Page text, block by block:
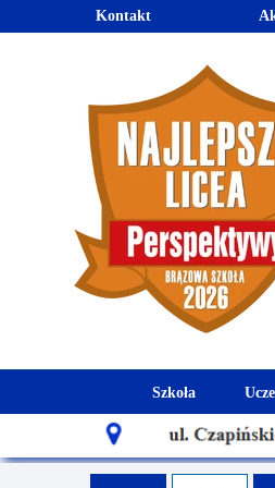
Szkoła
Historia
Patron
Kontakt